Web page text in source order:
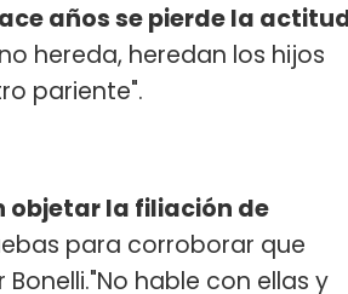
años se pierde la
hereda, heredan los hijos
pariente".
objetar la filiación de
para corroborar que
hable con ellas y